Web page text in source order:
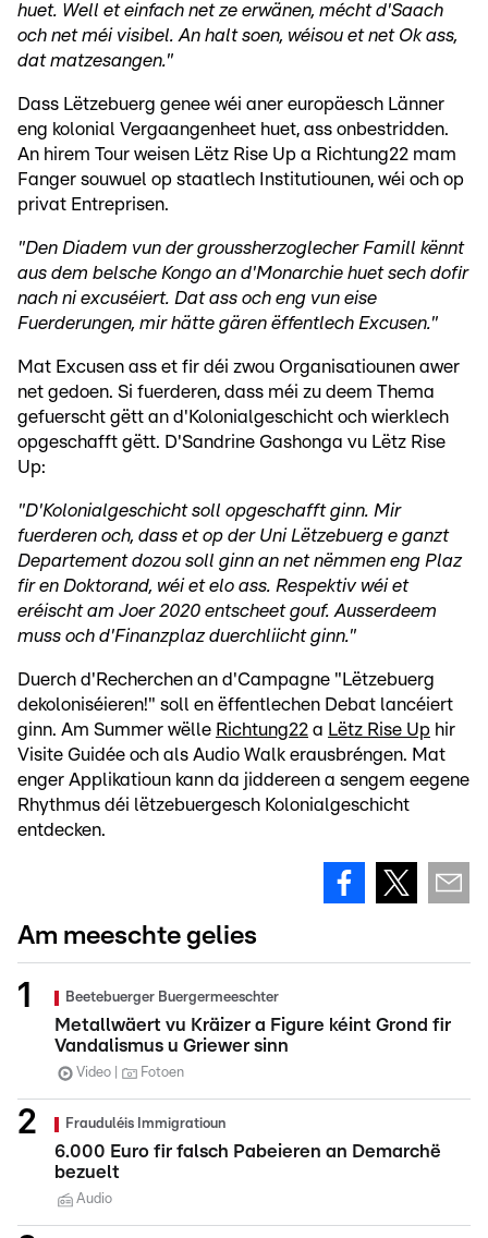
huet. Well et einfach net ze erwänen, mécht d'Saach
och net méi visibel. An halt soen, wéisou et net Ok ass,
dat matzesangen."
Dass Lëtzebuerg genee wéi aner europäesch Länner
eng kolonial Vergaangenheet huet, ass onbestridden.
An hirem Tour weisen Lëtz Rise Up a Richtung22 mam
Fanger souwuel op staatlech Institutiounen, wéi och op
privat Entreprisen.
"Den Diadem vun der groussherzoglecher Famill kënnt
aus dem belsche Kongo an d'Monarchie huet sech dofir
nach ni excuséiert. Dat ass och eng vun eise
Fuerderungen, mir hätte gären ëffentlech Excusen."
Mat Excusen ass et fir déi zwou Organisatiounen awer
net gedoen. Si fuerderen, dass méi zu deem Thema
gefuerscht gëtt an d'Kolonialgeschicht och wierklech
opgeschafft gëtt. D'Sandrine Gashonga vu Lëtz Rise
Up:
"D'Kolonialgeschicht soll opgeschafft ginn. Mir
fuerderen och, dass et op der Uni Lëtzebuerg e ganzt
Departement dozou soll ginn an net nëmmen eng Plaz
fir en Doktorand, wéi et elo ass. Respektiv wéi et
eréischt am Joer 2020 entscheet gouf. Ausserdeem
muss och d'Finanzplaz duerchliicht ginn."
Duerch d'Recherchen an d'Campagne "Lëtzebuerg
dekoloniséieren!" soll en ëffentlechen Debat lancéiert
ginn. Am Summer wëlle Richtung22 a Lëtz Rise Up hir
Visite Guidée och als Audio Walk erausbréngen. Mat
enger Applikatioun kann da jiddereen a sengem eegene
Rhythmus déi lëtzebuergesch Kolonialgeschicht
entdecken.
Am meeschte gelies
Beetebuerger Buergermeeschter
Metallwäert vu Kräizer a Figure kéint Grond fir
Vandalismus u Griewer sinn
Video Fotoen
Frauduléis Immigratioun
6.000 Euro fir falsch Pabeieren an Demarchë
bezuelt
Audio